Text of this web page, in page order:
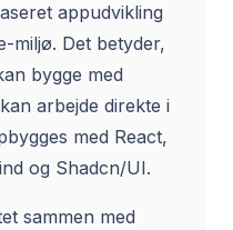
appudvikling
miljø. Det betyder,
bygge med
arbejde direkte i
med React,
og Shadcn/UI.
sammen med